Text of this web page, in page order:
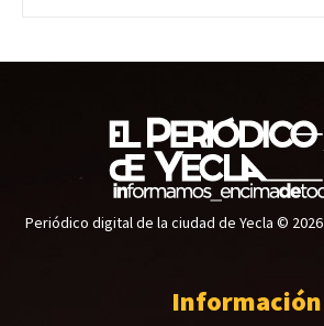
Periódico digital de la ciudad de Yecla © 2026
Información